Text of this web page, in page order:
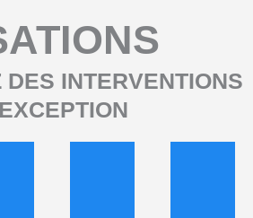
DES INTERVENTIONS